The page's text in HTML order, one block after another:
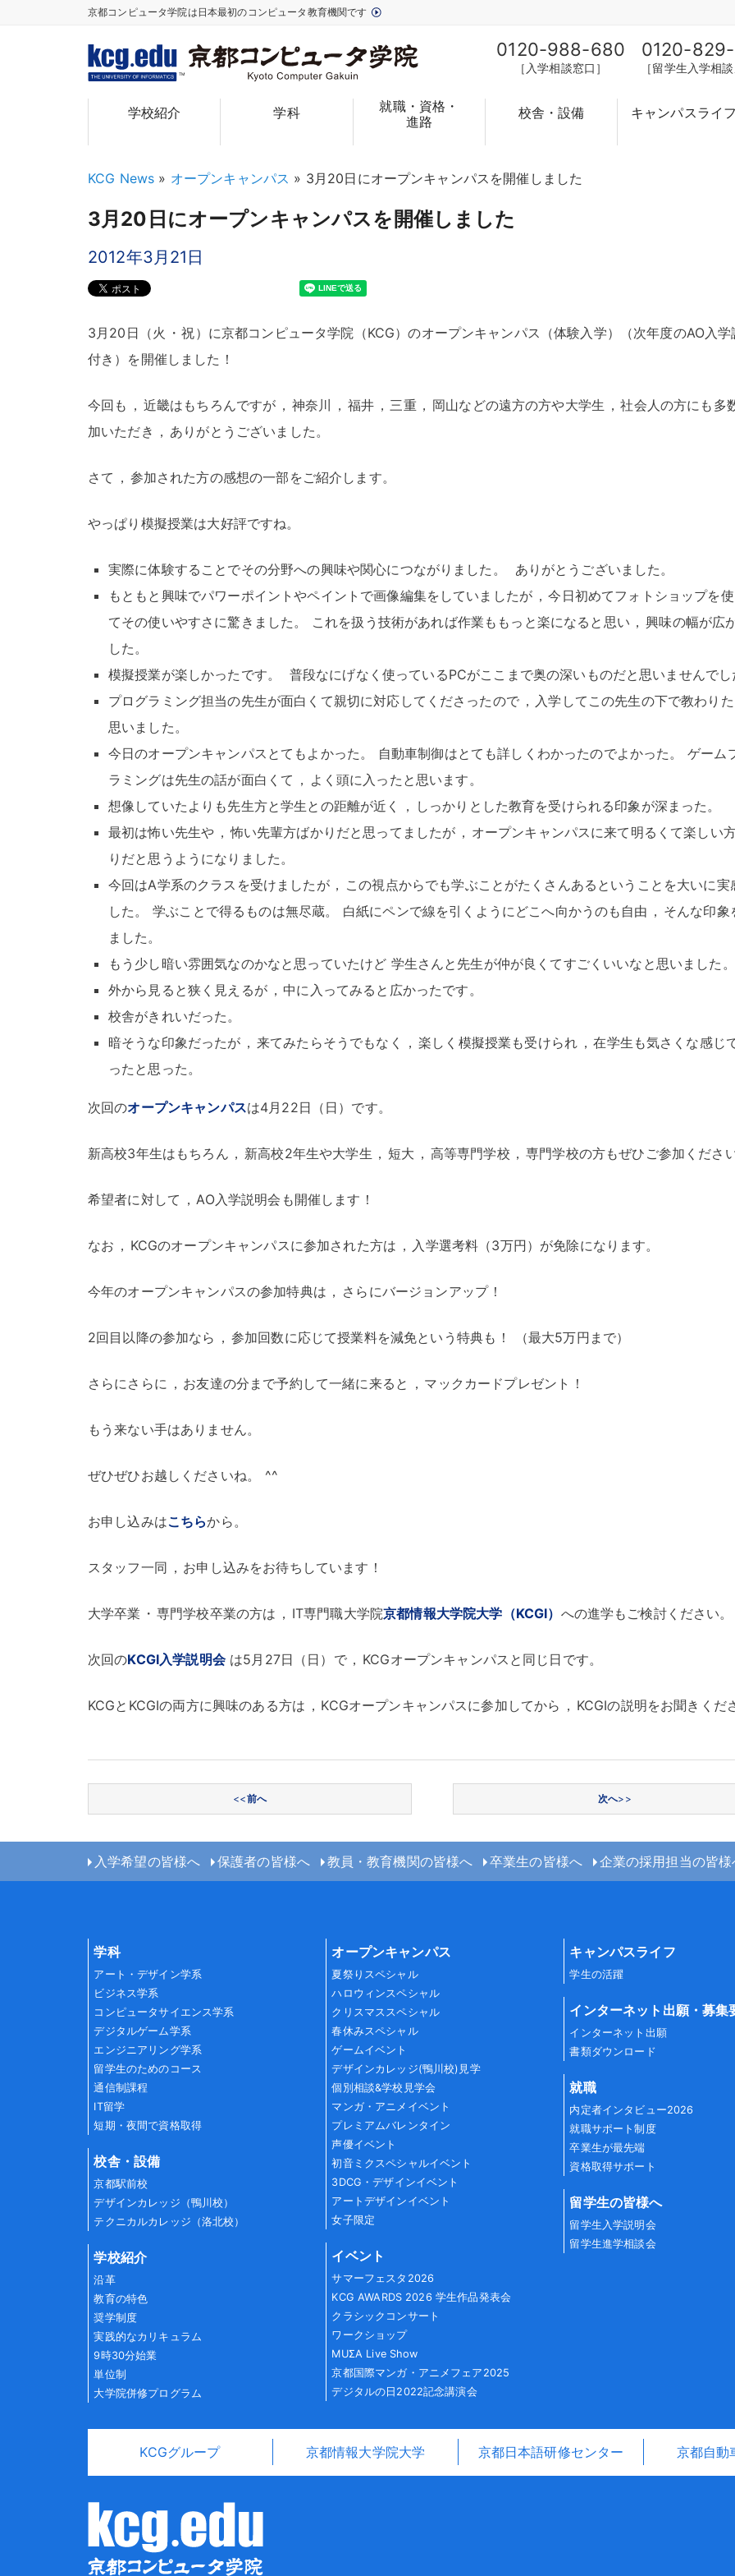
京都コンピュータ学院は日本最初のコンピュータ教育機関です
TM
0120-988-680
［入学相談窓口］
0120-
［留学生入学相
学校紹介 学科
就職・資格・
進路
校舎・設備 キャンパスライ
KCG News » オープンキャンパス » 3月20日にオープンキャンパスを開催しました
3月20日にオープンキャンパスを開催しました
2012年3月21日
3月20日（火 ・ 祝）に京都コンピュータ学院（KCG）のオープンキャンパス（体験入学）（次年度のAO入学
付き）を開催しました ！
今回も ， 近畿はもちろんですが ， 神奈川 ， 福井 ， 三重 ， 岡山などの遠方の方や大学生 ， 社会人の方にも多
加いただき ， ありがとうございました 。
さて ， 参加された方の感想の一部をご紹介します。
やっぱり模擬授業は大好評ですね。
実際に体験することでその分野への興味や関心につながりました 。 ありがとうございました 。
もともと興味でパワーポイントやペイントで画像編集をしていましたが ， 今日初めてフォトショップを
てその使いやすさに驚きました 。 これを扱う技術があれば作業ももっと楽になると思い ， 興味の幅が広
した 。
模擬授業が楽しかったです。
普段なにげなく使っているPCがここまで奥の深いものだと思いませんでし
プログラミング担当の先生が面白くて親切に対応してくださったので ， 入学してこの先生の下で教わり
思いました 。
今日のオープンキャンパスとてもよかった 。 自動車制御はとても詳しくわかったのでよかった 。
ゲーム
ラミングは先生の話が面白くて ， よく頭に入ったと思います 。
想像していたよりも先生方と学生との距離が近く
， しっかりとした教育を受けられる印象が深まった 。
最初は怖い先生や ， 怖い先輩方ばかりだと思ってましたが ， オープンキャンパスに来て明るくて楽しい
りだと思うようになりました 。
今回はA学系のクラスを受けましたが ， この視点からでも学ぶことがたくさんあるということを大いに実
した 。 学ぶことで得るものは無尽蔵。 白紙にペンで線を引くようにどこへ向かうのも自由 ， そんな印象
ました 。
もう少し暗い雰囲気なのかなと思っていたけど 学生さんと先生が仲が良くてすごくいいなと思いました 。
外から見ると狭く見えるが ， 中に入ってみると広かったです 。
校舎がきれいだった 。
暗そうな印象だったが ， 来てみたらそうでもなく ， 楽しく模擬授業も受けられ ， 在学生も気さくな感じ
ったと思った 。
次回のオープンキャンパスは4月22日（日）です。
新高校3年生はもちろん ， 新高校2年生や大学生 ， 短大 ， 高等専門学校 ， 専門学校の方もぜひご参加くださ
希望者に対して ， AO入学説明会も開催します ！
なお ， KCGのオープンキャンパスに参加された方は ， 入学選考料（3万円）が免除になります。
今年のオープンキャンパスの参加特典は ， さらにバージョンアップ！
2回目以降の参加なら ， 参加回数に応じて授業料を減免という特典も ！ （最大5万円まで）
さらにさらに ， お友達の分まで予約して一緒に来ると ， マックカードプレゼント ！
もう来ない手はありません。
ぜひぜひお越しくださいね。 ^^
お申し込みはこちらから 。
スタッフ一同 ， お申し込みをお待ちしています ！
大学卒業 ・ 専門学校卒業の方は ， IT専門職大学院京都情報大学院大学（KCGI） への進学もご検討ください。
次回のKCGI入学説明会は5月27日（日）で ， KCGオープンキャンパスと同じ日です。
KCGとKCGIの両方に興味のある方は ， KCGオープンキャンパスに参加してから ， KCGIの説明をお聞きくだ
<<前へ 次へ>>
入学希望の皆様へ 保護者の皆様へ 教員・教育機関の皆様へ 卒業生の皆様へ 企業の採用担当の皆様
学科
アート・デザイン学系
ビジネス学系
コンピュータサイエンス学系
デジタルゲーム学系
エンジニアリング学系
留学生のためのコース
通信制課程
IT留学
短期・夜間で資格取得
校舎・設備
京都駅前校
デザインカレッジ（鴨川校）
テクニカルカレッジ（洛北校）
学校紹介
沿革
教育の特色
奨学制度
実践的なカリキュラム
9時30分始業
単位制
大学院併修プログラム
オープンキャンパス
夏祭りスペシャル
ハロウィンスペシャル
クリスマススペシャル
春休みスペシャル
ゲームイベント
デザインカレッジ(鴨川校)見学
個別相談&学校見学会
マンガ・アニメイベント
プレミアムバレンタイン
声優イベント
初音ミクスペシャルイベント
3DCG・デザインイベント
アートデザインイベント
女子限定
イベント
サマーフェスタ2026
KCG AWARDS 2026 学生作品発表会
クラシックコンサート
ワークショップ
MUΣA Live Show
京都国際マンガ・アニメフェア2025
デジタルの日2022記念講演会
キャンパスライフ
学生の活躍
インターネット出願・募集
インターネット出願
書類ダウンロード
就職
内定者インタビュー2026
就職サポート制度
卒業生が最先端
資格取得サポート
留学生の皆様へ
留学生入学説明会
留学生進学相談会
KCGグループ 京都情報大学院大学 京都日本語研修センター 京都自動